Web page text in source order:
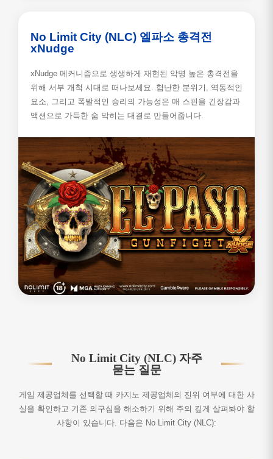
No Limit City (NLC) 엘파소 총격전
xNudge
xNudge 메커니즘으로 생생하게 재현된 악명 높은 총격전을
위해 서부 개척 시대로 떠나보세요. 험난한 분위기, 역동적인
요소, 그리고 폭발적인 승리의 가능성은 매 스핀을 긴장감과
액션으로 가득한 숨 막히는 대결로 만들어줍니다.
No Limit City (NLC) 자주
묻는 질문
게임 제공업체를 선택할 때 카지노 제공업체의 진위 여부에 대한 사
실을 확인하고 기존 의구심을 해소하기 위해 주의 깊게 살펴봐야 할
사항이 있습니다. 다음은 No Limit City (NLC):